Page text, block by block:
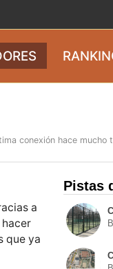
conexión hace mucho
a
que ya
Pistas